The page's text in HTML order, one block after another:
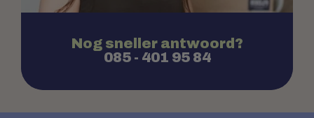
Nog sneller antwoord?
085 - 401 95 84